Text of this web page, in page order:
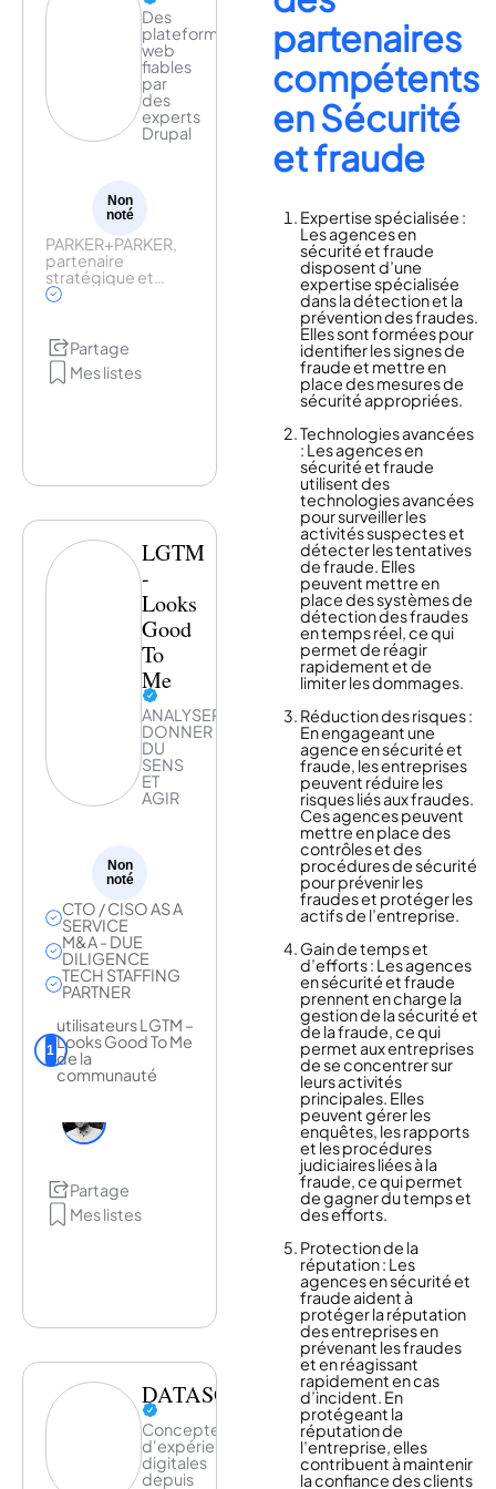
Des
plateformes
web
fiables
par
des
experts
Drupal
Non
noté
PARKER+PARKER,
partenaire
stratégique et
technologique
solutions web
fiables et
évolutives. Notre
Bordeaux, l’agence
Drupal France &
Acquia.
Partage
Mes listes
LGTM
-
Looks
Good
To
Me
ANALYSER,
DONNER
DU
SENS
ET
AGIR
Non
noté
CTO / CISO AS A
SERVICE
M&A - DUE
DILIGENCE
TECH STAFFING
PARTNER
1
utilisateurs LGTM –
Looks Good To Me
de la
communauté
Partage
Mes listes
DATASOLUTION
Concepteur
d'expériences
digitales
depuis
partenaires
compétents
en Sécurité
et fraude
Expertise spécialisée :
Les agences en
sécurité et fraude
disposent d’une
expertise spécialisée
dans la détection et la
prévention des fraudes.
Elles sont formées pour
identifier les signes de
fraude et mettre en
place des mesures de
sécurité appropriées.
Technologies avancées
: Les agences en
sécurité et fraude
utilisent des
technologies avancées
pour surveiller les
activités suspectes et
détecter les tentatives
de fraude. Elles
peuvent mettre en
place des systèmes de
détection des fraudes
en temps réel, ce qui
permet de réagir
rapidement et de
limiter les dommages.
Réduction des risques :
En engageant une
agence en sécurité et
fraude, les entreprises
peuvent réduire les
risques liés aux fraudes.
Ces agences peuvent
mettre en place des
contrôles et des
procédures de sécurité
pour prévenir les
fraudes et protéger les
actifs de l’entreprise.
Gain de temps et
d’efforts : Les agences
en sécurité et fraude
prennent en charge la
gestion de la sécurité et
de la fraude, ce qui
permet aux entreprises
de se concentrer sur
leurs activités
principales. Elles
peuvent gérer les
enquêtes, les rapports
et les procédures
judiciaires liées à la
fraude, ce qui permet
de gagner du temps et
des efforts.
Protection de la
réputation : Les
agences en sécurité et
fraude aident à
protéger la réputation
des entreprises en
prévenant les fraudes
et en réagissant
rapidement en cas
d’incident. En
protégeant la
réputation de
l’entreprise, elles
contribuent à maintenir
la confiance des clients